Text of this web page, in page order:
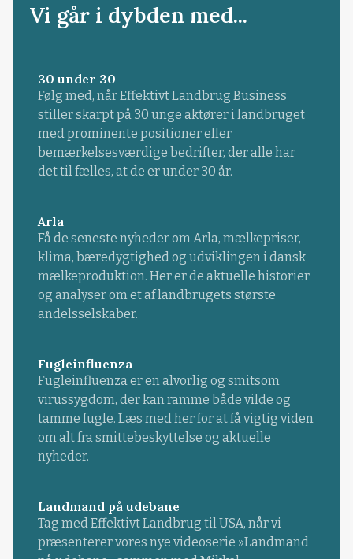
Vi går i dybden med...
30 under 30
Følg med, når Effektivt Landbrug Business
stiller skarpt på 30 unge aktører i landbruget
med prominente positioner eller
bemærkelsesværdige bedrifter, der alle har
det til fælles, at de er under 30 år.
Arla
Få de seneste nyheder om Arla, mælkepriser,
klima, bæredygtighed og udviklingen i dansk
mælkeproduktion. Her er de aktuelle historier
og analyser om et af landbrugets største
andelsselskaber.
Fugleinfluenza
Fugleinfluenza er en alvorlig og smitsom
virussygdom, der kan ramme både vilde og
tamme fugle. Læs med her for at få vigtig viden
om alt fra smittebeskyttelse og aktuelle
nyheder.
Landmand på udebane
Tag med Effektivt Landbrug til USA, når vi
præsenterer vores nye videoserie »Landmand